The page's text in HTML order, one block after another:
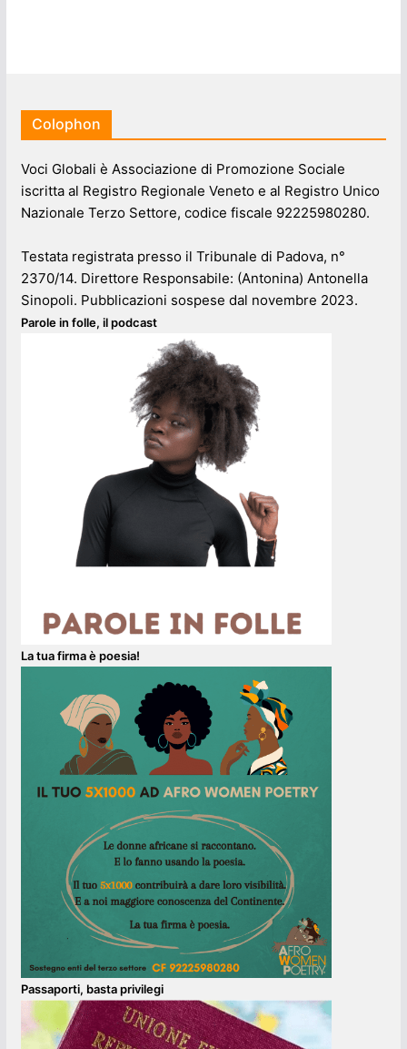
Colophon
Voci Globali è Associazione di Promozione Sociale
iscritta al Registro Regionale Veneto e al Registro Unico
Nazionale Terzo Settore, codice fiscale 92225980280.
Testata registrata presso il Tribunale di Padova, n°
2370/14. Direttore Responsabile: (Antonina) Antonella
Sinopoli. Pubblicazioni sospese dal novembre 2023.
Parole in folle, il podcast
La tua firma è poesia!
Passaporti, basta privilegi